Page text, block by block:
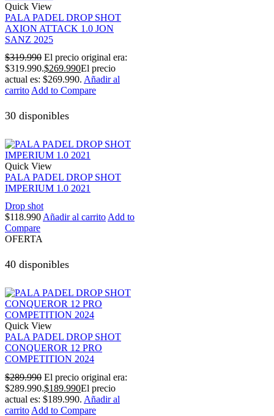
Quick View
PALA PADEL DROP SHOT
AXION ATTACK 1.0 JON
SANZ 2025
$319.990 El precio original era:
$319.990.$269.990El precio
actual es: $269.990. Añadir al
carrito Add to Compare
30 disponibles
Quick View
PALA PADEL DROP SHOT
IMPERIUM 1.0 2021
Drop shot
$118.990 Añadir al carrito Add to
Compare
OFERTA
40 disponibles
Quick View
PALA PADEL DROP SHOT
CONQUEROR 12 PRO
COMPETITION 2024
$289.990 El precio original era:
$289.990.$189.990El precio
actual es: $189.990. Añadir al
carrito Add to Compare